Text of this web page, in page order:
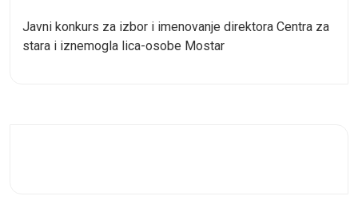
Javni konkurs za izbor i imenovanje direktora Centra za
stara i iznemogla lica-osobe Mostar